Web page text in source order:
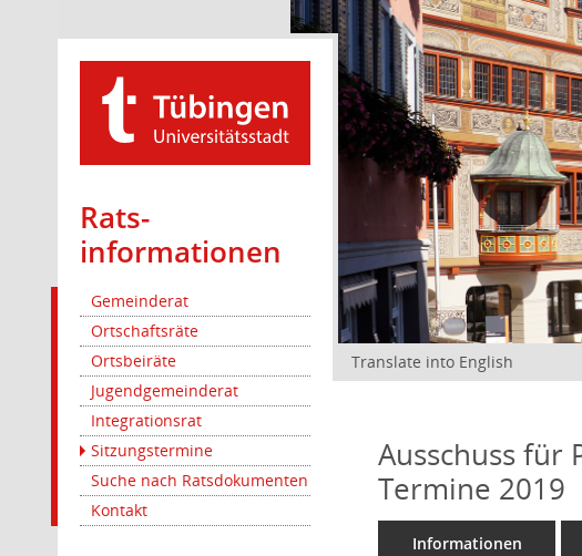
Rats­
informationen
Gemeinderat
Ortschaftsräte
Ortsbeiräte
Jugendgemeinderat
Integrationsrat
Sitzungstermine
Suche nach Ratsdokumenten
Kontakt
Translate into English
Ausschuss für
Termine 2019
Informationen